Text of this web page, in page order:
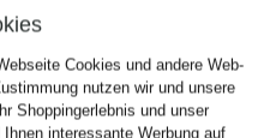
Cookies und andere Web-
nutzen wir und unsere
Shoppingerlebnis und unser
interessante Werbung auf